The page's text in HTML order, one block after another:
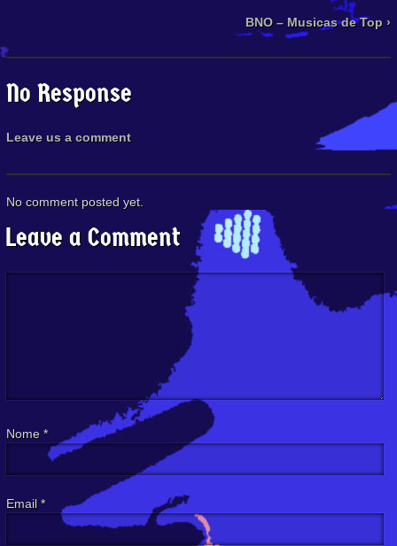
BNO – Musicas de Top ›
No Response
Leave us a comment
No comment posted yet.
Leave a Comment
Nome *
Email *